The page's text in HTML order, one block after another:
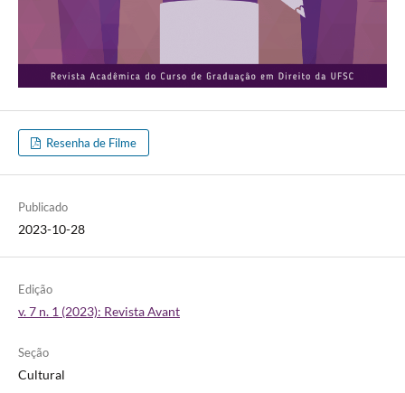
Resenha de Filme
Publicado
2023-10-28
Edição
v. 7 n. 1 (2023): Revista Avant
Seção
Cultural